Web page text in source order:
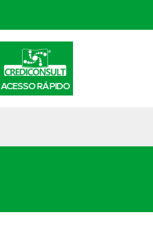
ACESSO RÁPIDO